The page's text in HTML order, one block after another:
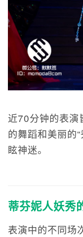
近70分钟的表演
的舞蹈和美丽的
眩神迷。
蒂芬妮人妖秀
表演中的不同场